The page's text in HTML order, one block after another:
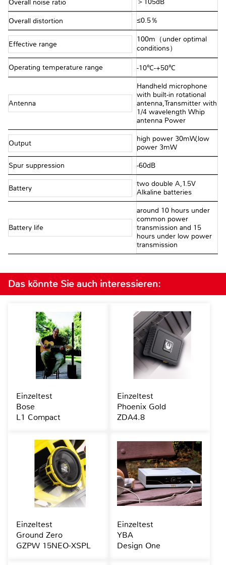
Overall noise ratio ＞105dB
Overall distortion ≤0.5％
Effective range
100m（under optimal
conditions）
Operating temperature range -10℃-+50℃
Antenna
Handheld microphone
with built-in rotational
antenna,Transmitter with
1/4 wavelength Whip
antenna Power
Output
high power 30mW,low
power 3mW
Spur suppression -60dB
Battery
two double A,1.5V
Alkaline batteries
Battery life
around 10 hours under
common power
transmission and 15
hours under low power
transmission
Das könnte Sie auch interessieren:
Einzeltest
Bose
L1 Compact
Einzeltest
Phoenix Gold
ZDA4.8
Einzeltest
Ground Zero
GZPW 15NEO-XSPL
Einzeltest
YBA
Design One